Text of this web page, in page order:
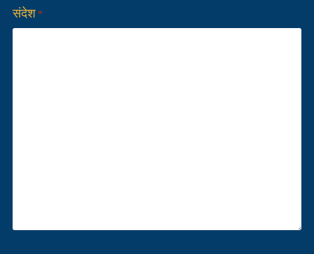
संदेश*